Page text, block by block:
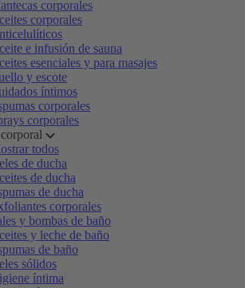
corporales
corporales
e infusión de sauna
esenciales y para masajes
y escote
íntimos
corporales
corporales
todos
de ducha
de ducha
de ducha
corporales
y bombas de baño
y leche de baño
de baño
sólidos
íntima